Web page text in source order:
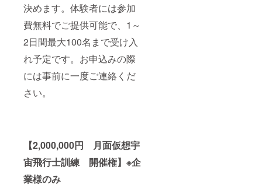
決めます。体験者には参加
費無料でご提供可能で、1～
2日間最大100名まで受け入
れ予定です。お申込みの際
には事前に一度ご連絡くだ
さい。
【2,000,000円 月面仮想宇
宙飛行士訓練 開催権】※企
業様のみ